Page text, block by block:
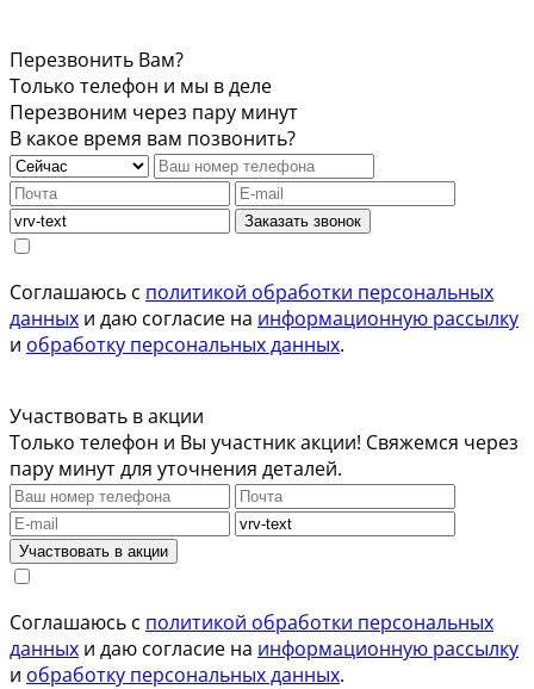
Перезвонить Вам?
Только телефон и мы в деле
Перезвоним через пару минут
В какое время вам позвонить?
Заказать звонок
Соглашаюсь с политикой обработки персональных
данных и даю согласие на информационную рассылку
и обработку персональных данных.
Участвовать в акции
Только телефон и Вы участник акции! Свяжемся через
пару минут для уточнения деталей.
Участвовать в акции
Соглашаюсь с политикой обработки персональных
данных и даю согласие на информационную рассылку
и обработку персональных данных.